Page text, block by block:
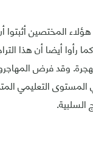
المختصين أثبتوا
رأوا أيضا أن هذا
وقد فرض
المستوى التعليمي
السلبية.